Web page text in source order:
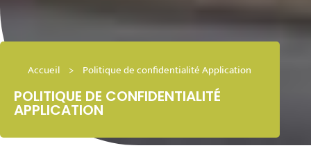
Accueil > Politique de confidentialité Application
POLITIQUE DE CONFIDENTIALITÉ
APPLICATION